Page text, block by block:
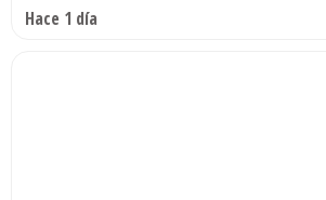
Hace 1 día